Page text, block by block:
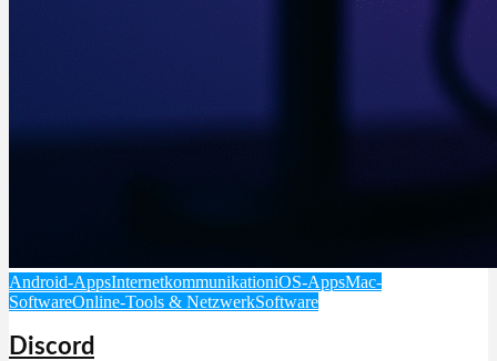
Android-AppsInternetkommunikationiOS-AppsMac-
SoftwareOnline-Tools & NetzwerkSoftware
Discord